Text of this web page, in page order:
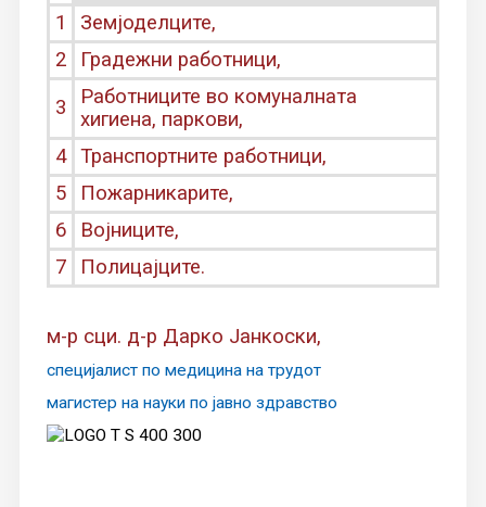
1
Земјоделците,
2
Градежни работници,
3
Работниците во комуналната
хигиена, паркови,
4 Транспортните работници,
5
Пожарникарите,
6
Војниците,
7
Полицајците.
м-р сци. д-р Дарко Јанкоски,
специјалист по медицина на трудот
магистер на науки по јавно здравство